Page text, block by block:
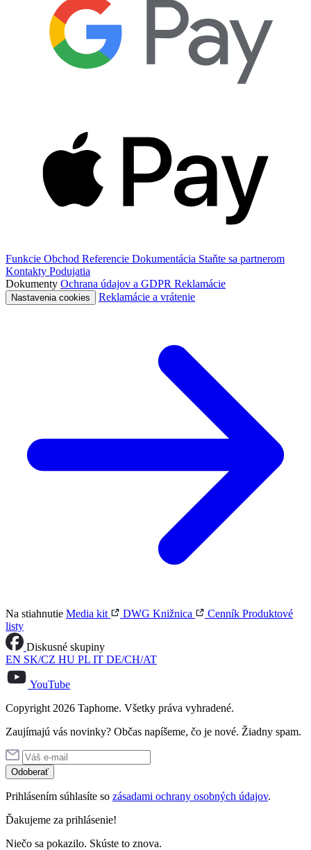
Funkcie Obchod Referencie Dokumentácia Staňte sa partnerom
Kontakty Podujatia
Dokumenty Ochrana údajov a GDPR Reklamácie
Nastavenia cookies Reklamácie a vrátenie
Na stiahnutie Media kit DWG Knižnica Cenník Produktové
listy
Diskusné skupiny
EN SK/CZ HU PL IT DE/CH/AT
YouTube
Copyright 2026 Taphome. Všetky práva vyhradené.
Zaujímajú vás novinky? Občas napíšeme, čo je nové. Žiadny spam.
Odoberať
Prihlásením súhlasíte so zásadami ochrany osobných údajov.
Ďakujeme za prihlásenie!
Niečo sa pokazilo. Skúste to znova.